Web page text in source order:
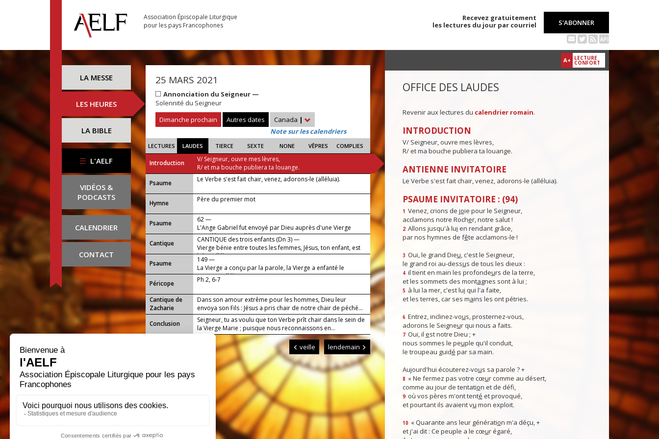
Association Épiscopale Liturgique
pour les pays Francophones
Recevez gratuitement
les lectures du jour par courriel
S'ABONNER
API
LA MESSE
LES HEURES
LA BIBLE
L'AELF
VIDÉOS &
PODCASTS
CALENDRIER
CONTACT
25 MARS 2021
Annonciation du Seigneur —
Solennité du Seigneur
Dimanche prochain
Autres dates Canada |
Note sur les calendriers
LECTURES LAUDES TIERCE SEXTE NONE VÊPRES COMPLIES
Introduction
V/ Seigneur, ouvre mes lèvres,
R/ et ma bouche publiera ta louange.
Psaume
Le Verbe s'est fait chair, venez, adorons-le (alléluia).
Hymne Père du premier mot
Psaume
62 —
L'Ange Gabriel fut envoyé par Dieu auprès d'une Vierge
appelée Marie (alléluia).
Cantique
CANTIQUE des trois enfants (Dn 3) —
Vierge bénie entre toutes les femmes, Jésus, ton enfant, est
béni (alléluia).
Psaume
149 —
La Vierge a conçu par la parole, la Vierge a enfanté le
Sauveur (alléluia).
Péricope
Ph 2, 6-7
Cantique de
Zacharie
Dans son amour extrême pour les hommes, Dieu leur
envoya son Fils : Jésus a pris chair de notre chair de péché...
Conclusion
Seigneur, tu as voulu que ton Verbe prît chair dans le sein de
la Vierge Marie ; puisque nous reconnaissons en...
veille lendemain
A+ LECTURE
CONFORT
OFFICE DES LAUDES
Revenir aux lectures du calendrier romain.
INTRODUCTION
V/ Seigneur, ouvre mes lèvres,
R/ et ma bouche publiera ta louange.
ANTIENNE INVITATOIRE
Le Verbe s'est fait chair, venez, adorons-le (alléluia).
PSAUME INVITATOIRE : (94)
1 Venez, crions de joie pour le Seigneur,
acclamons notre Rocher, notre salut !
2 Allons jusqu'à lui en rendant grâce,
par nos hymnes de fête acclamons-le !
3 Oui, le grand Dieu, c'est le Seigneur,
le grand roi au-dessus de tous les dieux :
4 il tient en main les profondeurs de la terre,
et les sommets des montagnes sont à lui ;
5 à lui la mer, c'est lui qui l'a faite,
et les terres, car ses mains les ont pétries.
6 Entrez, inclinez-vous, prosternez-vous,
adorons le Seigneur qui nous a faits.
7 Oui, il est notre Dieu ; +
nous sommes le peuple qu'il conduit,
le troupeau guidé par sa main.
Aujourd'hui écouterez-vous sa parole ? +
8 « Ne fermez pas votre cœur comme au désert,
comme au jour de tentation et de défi,
9 où vos pères m'ont tenté et provoqué,
et pourtant ils avaient vu mon exploit.
10 « Quarante ans leur génération m'a déçu, +
et j'ai dit : Ce peuple a le cœur égaré,